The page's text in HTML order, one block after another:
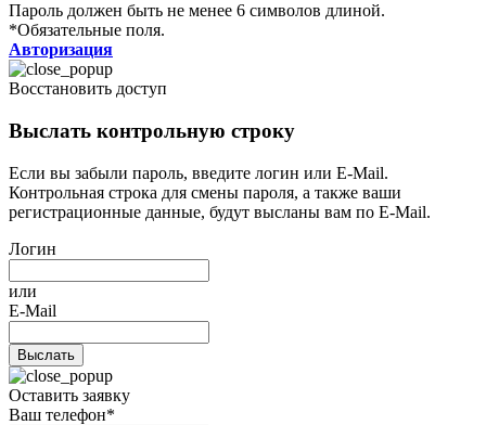
Пароль должен быть не менее 6 символов длиной.
*Обязательные поля.
Авторизация
Восстановить доступ
Выслать контрольную строку
Если вы забыли пароль, введите логин или E-Mail.
Контрольная строка для смены пароля, а также ваши
регистрационные данные, будут высланы вам по E-Mail.
Логин
или
E-Mail
Оставить заявку
Ваш телефон*